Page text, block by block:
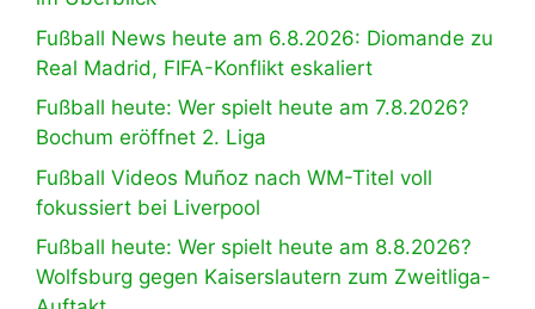
Fußball News heute am 6.8.2026: Diomande zu
Real Madrid, FIFA-Konflikt eskaliert
Fußball heute: Wer spielt heute am 7.8.2026?
Bochum eröffnet 2. Liga
Fußball Videos Muñoz nach WM-Titel voll
fokussiert bei Liverpool
Fußball heute: Wer spielt heute am 8.8.2026?
Wolfsburg gegen Kaiserslautern zum Zweitliga-